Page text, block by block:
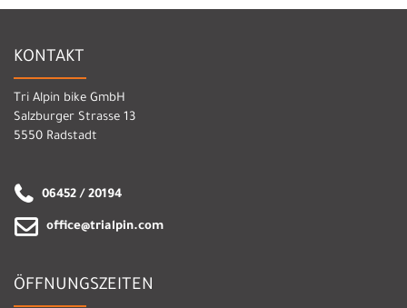
KONTAKT
Tri Alpin bike GmbH
Salzburger Strasse 13
5550 Radstadt
06452 / 20194
office@trialpin.com
ÖFFNUNGSZEITEN